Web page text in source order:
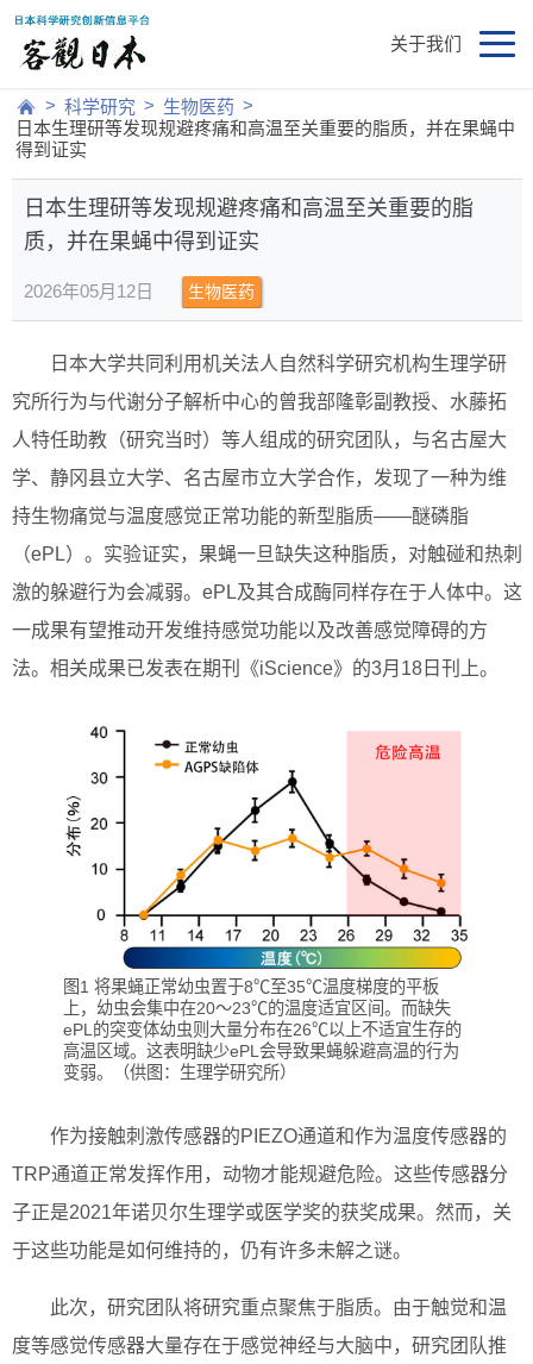
关于我们
> 科学研究 > 生物医药 >
日本生理研等发现规避疼痛和高温至关重要的脂质，并在果蝇中
得到证实
日本生理研等发现规避疼痛和高温至关重要的脂
质，并在果蝇中得到证实
2026年05月12日 生物医药
日本大学共同利用机关法人自然科学研究机构生理学研
究所行为与代谢分子解析中心的曾我部隆彰副教授、水藤拓
人特任助教（研究当时）等人组成的研究团队，与名古屋大
学、静冈县立大学、名古屋市立大学合作，发现了一种为维
持生物痛觉与温度感觉正常功能的新型脂质——醚磷脂
（ePL）。实验证实，果蝇一旦缺失这种脂质，对触碰和热刺
激的躲避行为会减弱。ePL及其合成酶同样存在于人体中。这
一成果有望推动开发维持感觉功能以及改善感觉障碍的方
法。相关成果已发表在期刊《iScience》的3月18日刊上。
图1 将果蝇正常幼虫置于8℃至35℃温度梯度的平板
上，幼虫会集中在20～23℃的温度适宜区间。而缺失
ePL的突变体幼虫则大量分布在26℃以上不适宜生存的
高温区域。这表明缺少ePL会导致果蝇躲避高温的行为
变弱。（供图：生理学研究所）
作为接触刺激传感器的PIEZO通道和作为温度传感器的
TRP通道正常发挥作用，动物才能规避危险。这些传感器分
子正是2021年诺贝尔生理学或医学奖的获奖成果。然而，关
于这些功能是如何维持的，仍有许多未解之谜。
此次，研究团队将研究重点聚焦于脂质。由于触觉和温
度等感觉传感器大量存在于感觉神经与大脑中，研究团队推